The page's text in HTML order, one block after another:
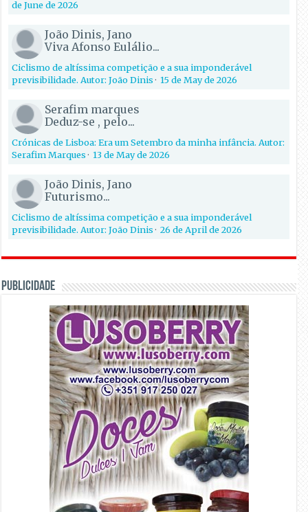
de June de 2026
João Dinis, Jano
Viva Afonso Eulálio...
Ciclismo de altíssima competição e a sua imponderável
previsibilidade. Autor: João Dinis·15 de May de 2026
Serafim marques
Deduz-se , pelo...
Crónicas de Lisboa: Era um Setembro da minha infância. Autor:
Serafim Marques·13 de May de 2026
João Dinis, Jano
Futurismo...
Ciclismo de altíssima competição e a sua imponderável
previsibilidade. Autor: João Dinis·26 de April de 2026
PUBLICIDADE